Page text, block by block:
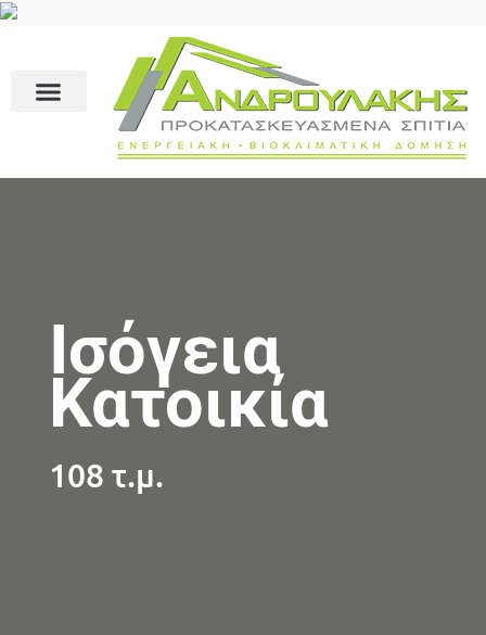
Ισόγεια
Κατοικία
108 τ.μ.